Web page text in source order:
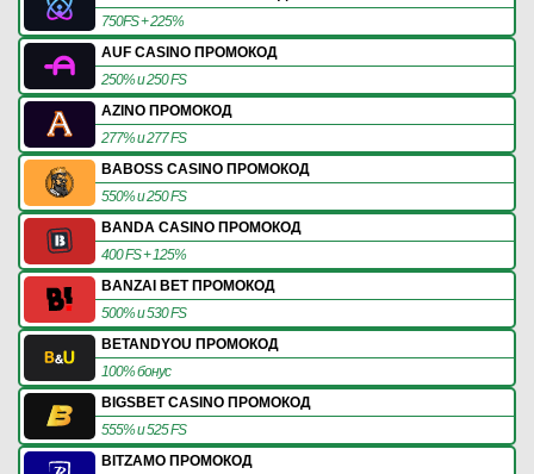
750FS + 225%
AUF CASINO ПРОМОКОД
250% и 250 FS
AZINO ПРОМОКОД
277% и 277 FS
BABOSS CASINO ПРОМОКОД
550% и 250 FS
BANDA CASINO ПРОМОКОД
400 FS + 125%
BANZAI BET ПРОМОКОД
500% и 530 FS
BETANDYOU ПРОМОКОД
100% бонус
BIGSBET CASINO ПРОМОКОД
555% и 525 FS
BITZAMO ПРОМОКОД